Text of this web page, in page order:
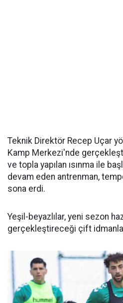
Teknik Direktör Recep Uçar
Kamp Merkezi'nde
ve topla yapılan ısınma ile
devam eden antrenman,
sona erdi.
Yeşil-beyazlılar, yeni sezon
gerçekleştireceği çift